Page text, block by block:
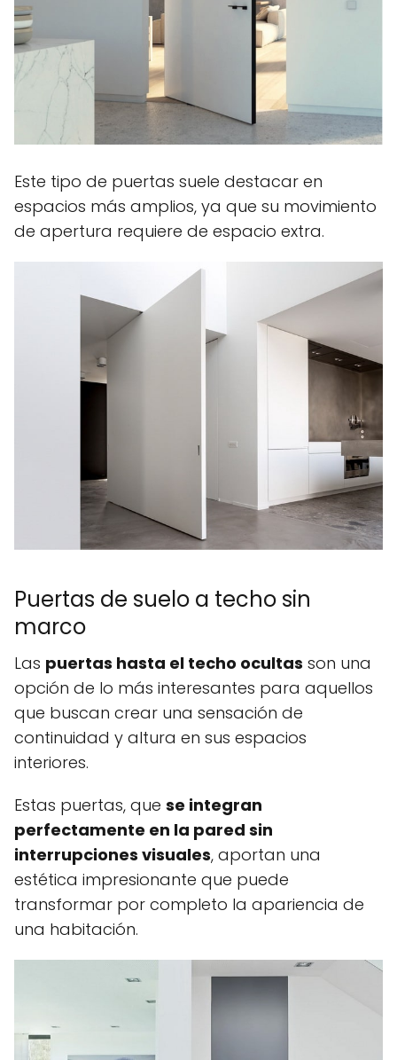
Este tipo de puertas suele destacar en
espacios más amplios, ya que su movimiento
de apertura requiere de espacio extra.
Puertas de suelo a techo sin
marco
Las puertas hasta el techo ocultas son una
opción de lo más interesantes para aquellos
que buscan crear una sensación de
continuidad y altura en sus espacios
interiores.
Estas puertas, que se integran
perfectamente en la pared sin
interrupciones visuales, aportan una
estética impresionante que puede
transformar por completo la apariencia de
una habitación.